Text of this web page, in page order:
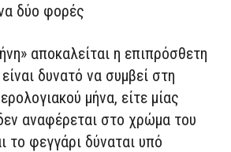
δύο φορές
αποκαλείται η επιπρόσθετη
δυνατό να συμβεί στη
μήνα, είτε μίας
αναφέρεται στο χρώμα του
το φεγγάρι δύναται υπό